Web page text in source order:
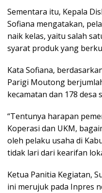
Sementara itu, Kepala
Sofiana mengatakan,
naik kelas, yaitu salah
syarat produk yang
Kata Sofiana,
Parigi Moutong
kecamatan dan 178 desa
“Tentunya harapan
Koperasi dan UKM,
oleh pelaku usaha di
tidak lari dari kearifan
Ketua Panitia Kegiatan,
ini merujuk pada Inpres